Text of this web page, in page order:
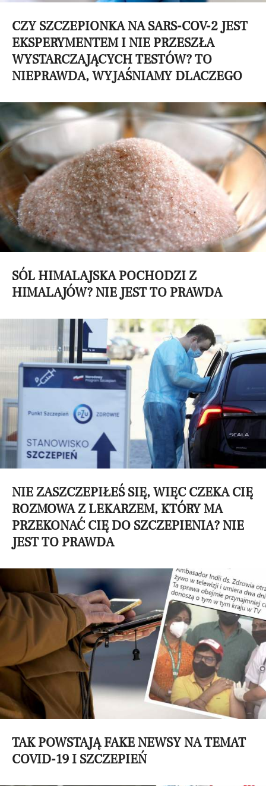
CZY SZCZEPIONKA NA SARS-COV-2 JEST
EKSPERYMENTEM I NIE PRZESZŁA
WYSTARCZAJĄCYCH TESTÓW? TO
NIEPRAWDA, WYJAŚNIAMY DLACZEGO
SÓL HIMALAJSKA POCHODZI Z
HIMALAJÓW? NIE JEST TO PRAWDA
NIE ZASZCZEPIŁEŚ SIĘ, WIĘC CZEKA CIĘ
ROZMOWA Z LEKARZEM, KTÓRY MA
PRZEKONAĆ CIĘ DO SZCZEPIENIA? NIE
JEST TO PRAWDA
TAK POWSTAJĄ FAKE NEWSY NA TEMAT
COVID-19 I SZCZEPIEŃ